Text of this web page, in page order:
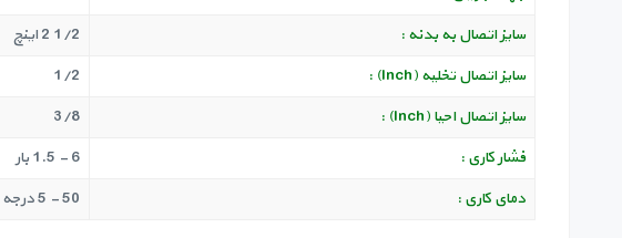
سایز اتصال به بدنه :
1/2 2 اینچ
سایز اتصال تخلیه (Inch) :
1/2
سایز اتصال احیا (Inch) :
3/8
فشار کاری :
6 - 1.5 بار
دمای کاری :
50 - 5 درجه سانتیگراد